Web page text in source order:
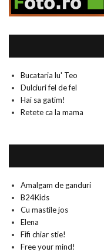
Bucataria lu' Teo
Dulciuri fel de fel
Hai sa gatim!
Retete ca la mama
Amalgam de ganduri
B24Kids
Cu mastile jos
Elena
Fifi chiar stie!
Free your mind!